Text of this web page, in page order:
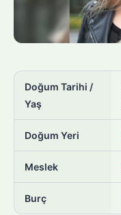
Doğum Tarihi /
Yaş
Doğum Yeri
Meslek
Burç